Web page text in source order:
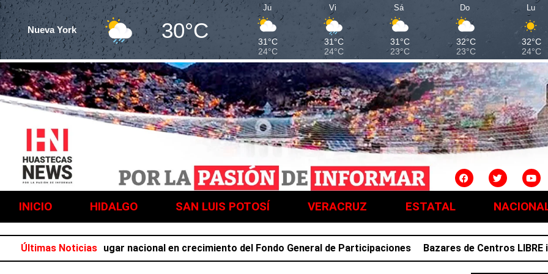
Nueva York 30°C
Ju
31°C
24°C
Vi
31°C
24°C
Sá
31°C
23°C
Do
32°C
23°C
Lu
32°C
24°C
INICIO HIDALGO SAN LUIS POTOSÍ VERACRUZ ESTATAL
Últimas Noticias
el primer lugar nacional en crecimiento del Fondo General de Participaciones Bazares de Centros LIBRE